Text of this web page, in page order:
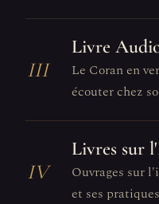
III
Livre
Le Coran en
écouter chez
IV
Livres sur
Ouvrages sur
et ses